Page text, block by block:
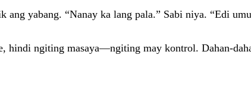
yabang. “Nanay ka lang pala.” Sabi niya. “Edi
hindi ngiting masaya—ngiting may kontrol. Dahan-